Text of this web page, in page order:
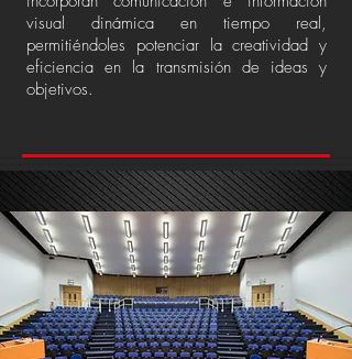
visual dinámica en tiempo real,
permitiéndoles potenciar la creatividad y
eficiencia en la transmisión de ideas y
objetivos.